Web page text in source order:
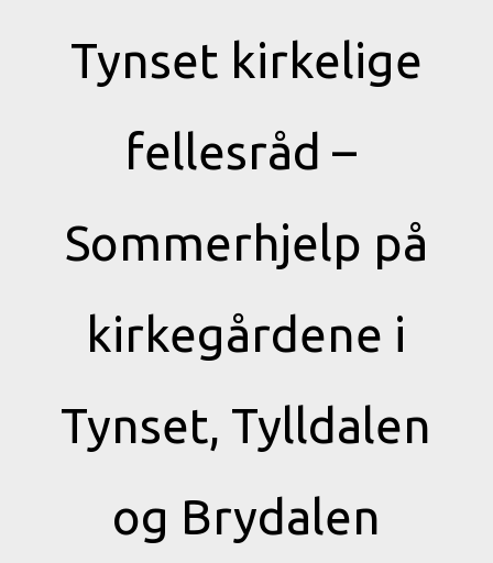
Tynset kirkelige
fellesråd –
Sommerhjelp på
kirkegårdene i
Tynset, Tylldalen
og Brydalen